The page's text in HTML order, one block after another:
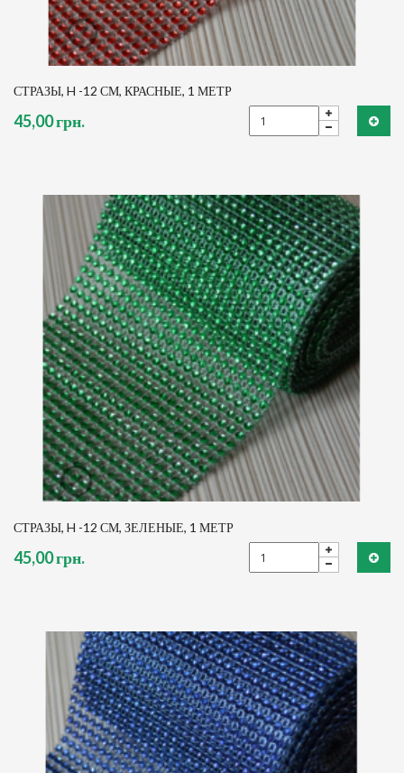
СТРАЗЫ, H -12 СМ, КРАСНЫЕ, 1 МЕТР
45,00 грн.
СТРАЗЫ, H -12 СМ, ЗЕЛЕНЫЕ, 1 МЕТР
45,00 грн.